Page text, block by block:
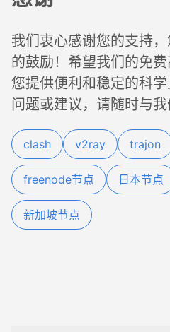
我们衷心感谢您的支持
的鼓励！希望我们的免
您提供便利和稳定的科
问题或建议，请随时与我
clash v2ray trajon
freenode节点 日本节点
新加坡节点